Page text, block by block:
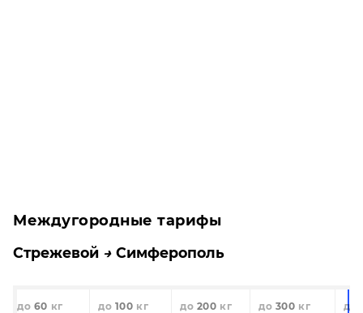
Междугородные тарифы
Стрежевой Симферополь
60 100 200 300